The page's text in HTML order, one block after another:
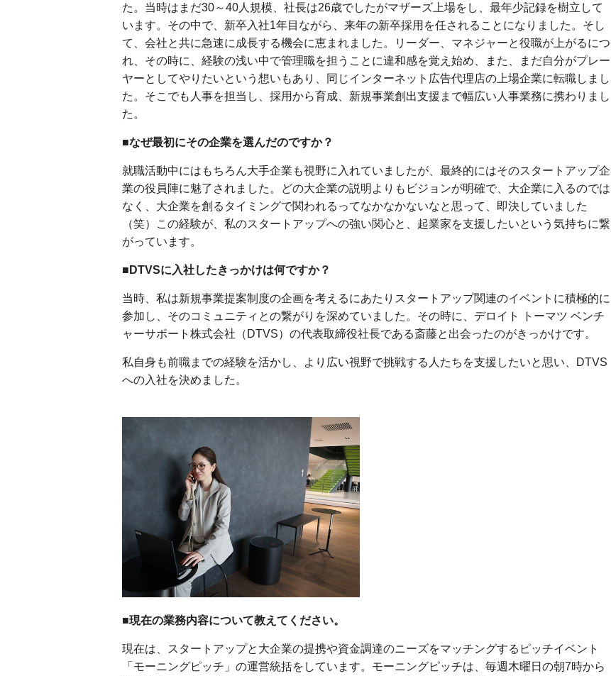
た。当時はまだ30～40人規模、社長は26歳でしたがマザーズ上場をし、最年少記録を樹立して
います。その中で、新卒入社1年目ながら、来年の新卒採用を任されることになりました。そし
て、会社と共に急速に成長する機会に恵まれました。リーダー、マネジャーと役職が上がるにつ
れ、その時に、経験の浅い中で管理職を担うことに違和感を覚え始め、また、まだ自分がプレー
ヤーとしてやりたいという想いもあり、同じインターネット広告代理店の上場企業に転職しまし
た。そこでも人事を担当し、採用から育成、新規事業創出支援まで幅広い人事業務に携わりまし
た。
■なぜ最初にその企業を選んだのですか？
就職活動中にはもちろん大手企業も視野に入れていましたが、最終的にはそのスタートアップ企
業の役員陣に魅了されました。どの大企業の説明よりもビジョンが明確で、大企業に入るのでは
なく、大企業を創るタイミングで関われるってなかなかないなと思って、即決していました
（笑）この経験が、私のスタートアップへの強い関心と、起業家を支援したいという気持ちに繋
がっています。
■DTVSに入社したきっかけは何ですか？
当時、私は新規事業提案制度の企画を考えるにあたりスタートアップ関連のイベントに積極的に
参加し、そのコミュニティとの繋がりを深めていました。その時に、デロイト トーマツ ベンチ
ャーサポート株式会社（DTVS）の代表取締役社長である斎藤と出会ったのがきっかけです。
私自身も前職までの経験を活かし、より広い視野で挑戦する人たちを支援したいと思い、DTVS
への入社を決めました。
■現在の業務内容について教えてください。
現在は、スタートアップと大企業の提携や資金調達のニーズをマッチングするピッチイベント
「モーニングピッチ」の運営統括をしています。モーニングピッチは、毎週木曜日の朝7時から